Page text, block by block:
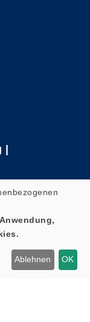
rpk.de
Ablehnen OK